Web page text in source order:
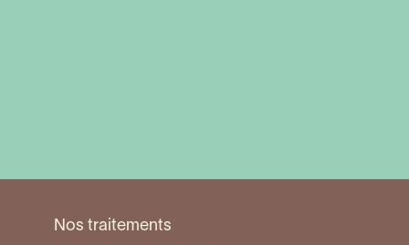
Nos traitements